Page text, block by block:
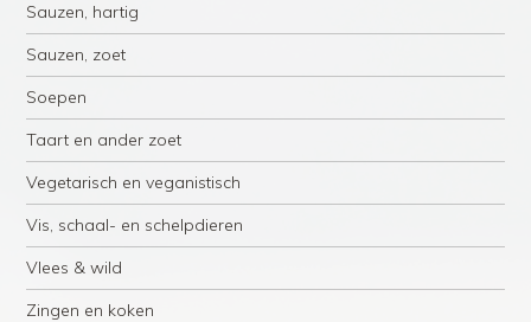
Sauzen, hartig
Sauzen, zoet
Soepen
Taart en ander zoet
Vegetarisch en veganistisch
Vis, schaal- en schelpdieren
Vlees & wild
Zingen en koken